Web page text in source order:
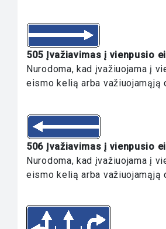
505 Įvažiavimas į vienpusio
Nurodoma, kad įvažiuojama į
eismo kelią arba važiuojamąją
506 Įvažiavimas į vienpusio
Nurodoma, kad įvažiuojama į
eismo kelią arba važiuojamąją